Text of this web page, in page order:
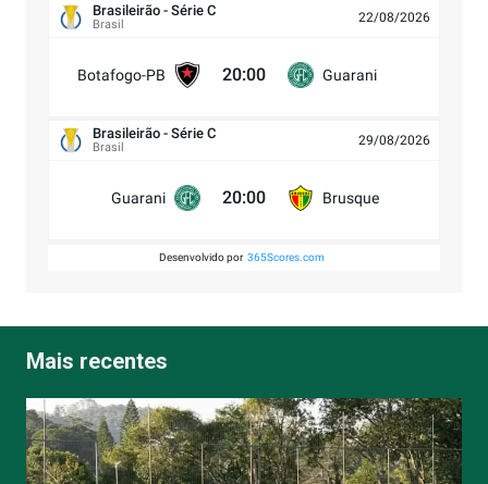
Brasileirão - Série C
Brasil 22/08/2026
Botafogo-PB 20:00 Guarani
Brasileirão - Série C
Brasil 29/08/2026
Guarani 20:00 Brusque
Desenvolvido por 365Scores.com
Mais recentes